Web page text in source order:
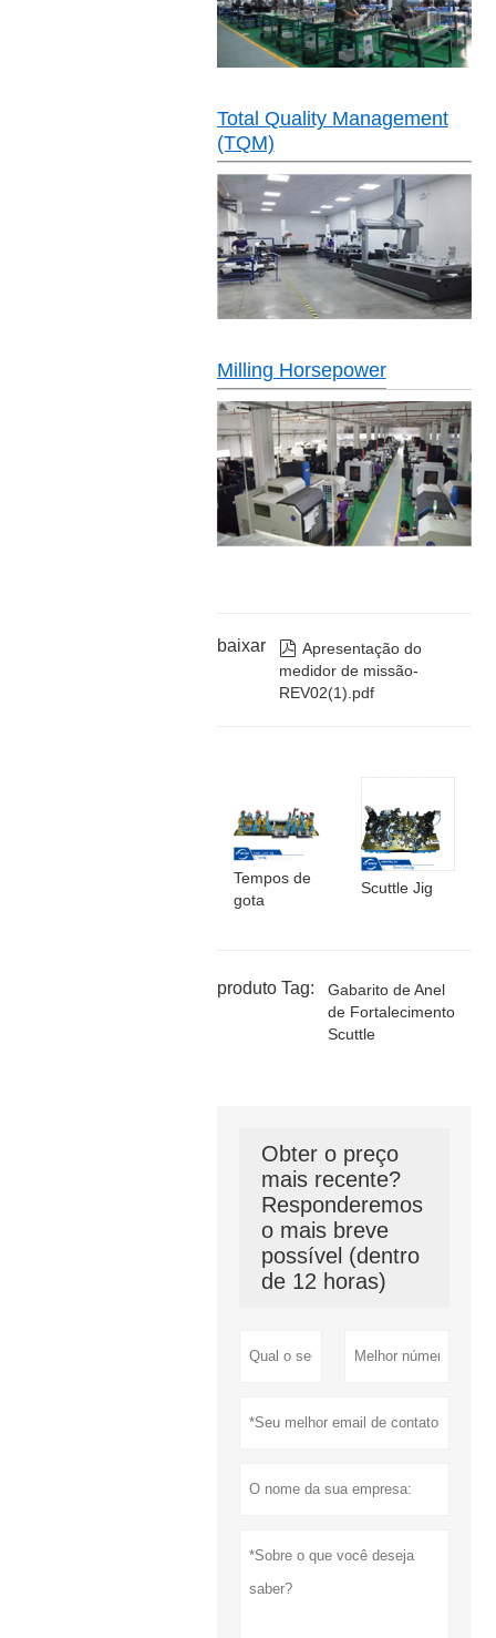
Total Quality Management
(TQM)
Milling Horsepower
baixar  Apresentação do
medidor de missão-
REV02(1).pdf
Tempos de
gota
Scuttle Jig
produto Tag:
Gabarito de Anel
de Fortalecimento
Scuttle
Obter o preço
mais recente?
Responderemos
o mais breve
possível (dentro
de 12 horas)